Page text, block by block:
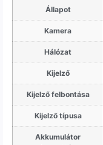
Állapot
Kamera
Hálózat
Kijelző
Kijelző felbontása
Kijelző típusa
Akkumulátor